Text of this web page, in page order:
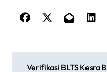
Verifikasi BLTS Kesra B